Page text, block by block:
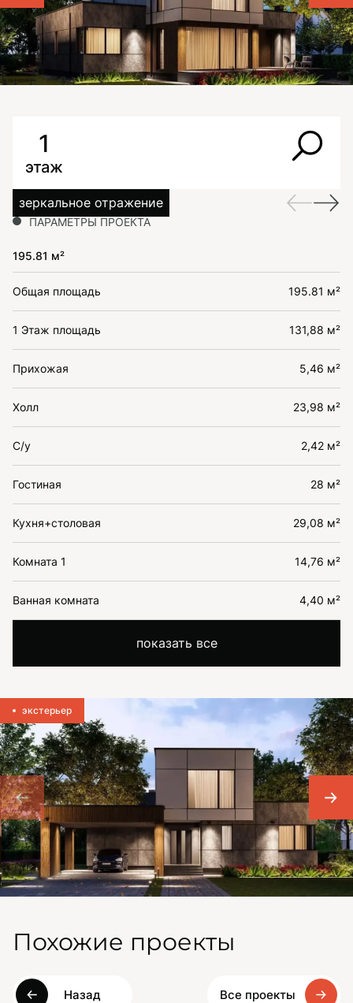
1
этаж
зеркальное отражение
ПАРАМЕТРЫ ПРОЕКТА
195.81 м²
Общая площадь 195.81 м²
1 Этаж площадь 131,88 м²
Прихожая 5,46 м²
Холл 23,98 м²
С/у 2,42 м²
Гостиная 28 м²
Кухня+столовая 29,08 м²
Комната 1 14,76 м²
Ванная комната 4,40 м²
показать все
экстерьер
Похожие проекты
Назад Все проекты